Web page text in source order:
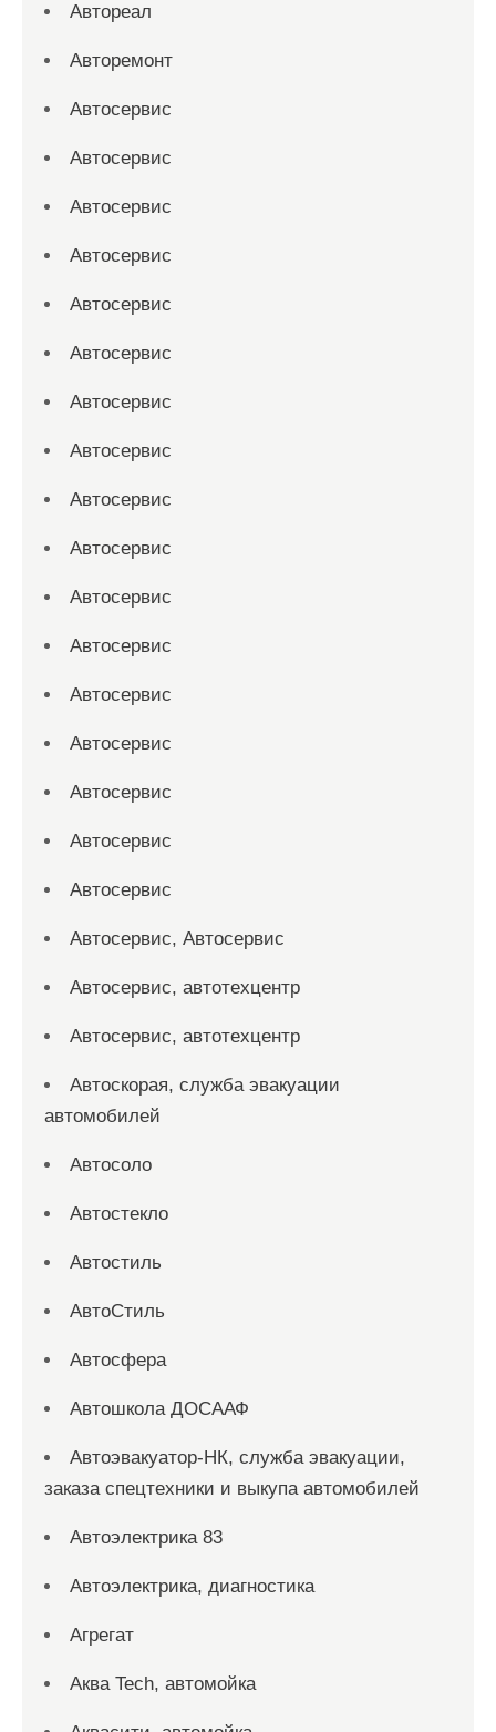
Автореал
Авторемонт
Автосервис
Автосервис
Автосервис
Автосервис
Автосервис
Автосервис
Автосервис
Автосервис
Автосервис
Автосервис
Автосервис
Автосервис
Автосервис
Автосервис
Автосервис
Автосервис
Автосервис
Автосервис, Автосервис
Автосервис, автотехцентр
Автосервис, автотехцентр
Автоскорая, служба эвакуации
автомобилей
Автосоло
Автостекло
Автостиль
АвтоСтиль
Автосфера
Автошкола ДОСААФ
Автоэвакуатор-НК, служба эвакуации,
заказа спецтехники и выкупа автомобилей
Автоэлектрика 83
Автоэлектрика, диагностика
Агрегат
Аква Tech, автомойка